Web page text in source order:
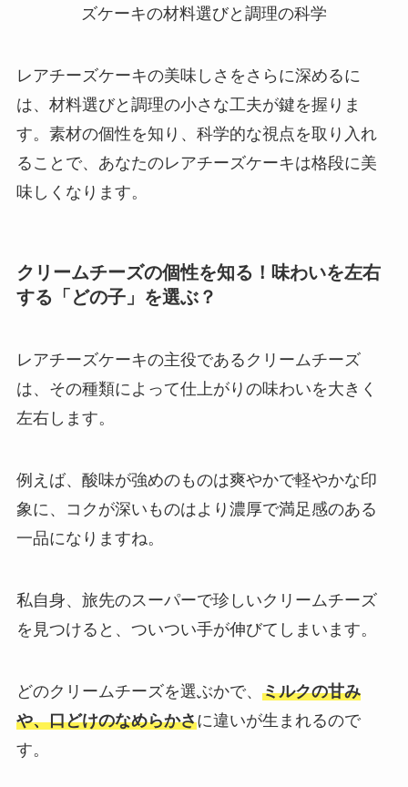
レアチーズケーキの美味しさをさらに深めるに
は、材料選びと調理の小さな工夫が鍵を握りま
す。素材の個性を知り、科学的な視点を取り入れ
ることで、あなたのレアチーズケーキは格段に美
味しくなります。
クリームチーズの個性を知る！味わいを左右
する「どの子」を選ぶ？
レアチーズケーキの主役であるクリームチーズ
は、その種類によって仕上がりの味わいを大きく
左右します。
例えば、酸味が強めのものは爽やかで軽やかな印
象に、コクが深いものはより濃厚で満足感のある
一品になりますね。
私自身、旅先のスーパーで珍しいクリームチーズ
を見つけると、ついつい手が伸びてしまいます。
どのクリームチーズを選ぶかで、 ミルクの甘み
や、口どけのなめらかさに違いが生まれるので
す。